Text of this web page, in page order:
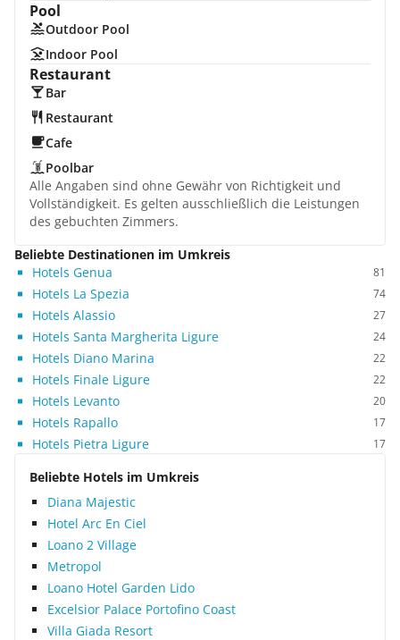
Pool
Outdoor Pool
Indoor Pool
Restaurant
Bar
Restaurant
Cafe
Poolbar
Alle Angaben sind ohne Gewähr von Richtigkeit und
Vollständigkeit. Es gelten ausschließlich die Leistungen
des gebuchten Zimmers.
Beliebte Destinationen im Umkreis
Hotels Genua
81
Hotels La Spezia 74
Hotels Alassio 27
Hotels Santa Margherita Ligure 24
Hotels Diano Marina 22
Hotels Finale Ligure 22
Hotels Levanto 20
Hotels Rapallo 17
Hotels Pietra Ligure 17
Beliebte Hotels im Umkreis
Diana Majestic
Hotel Arc En Ciel
Loano 2 Village
Metropol
Loano Hotel Garden Lido
Excelsior Palace Portofino Coast
Villa Giada Resort